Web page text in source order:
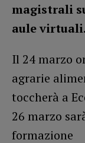
magistrali
aule virtuali.
Il 24 marzo
agrarie
toccherà a
26 marzo
formazione